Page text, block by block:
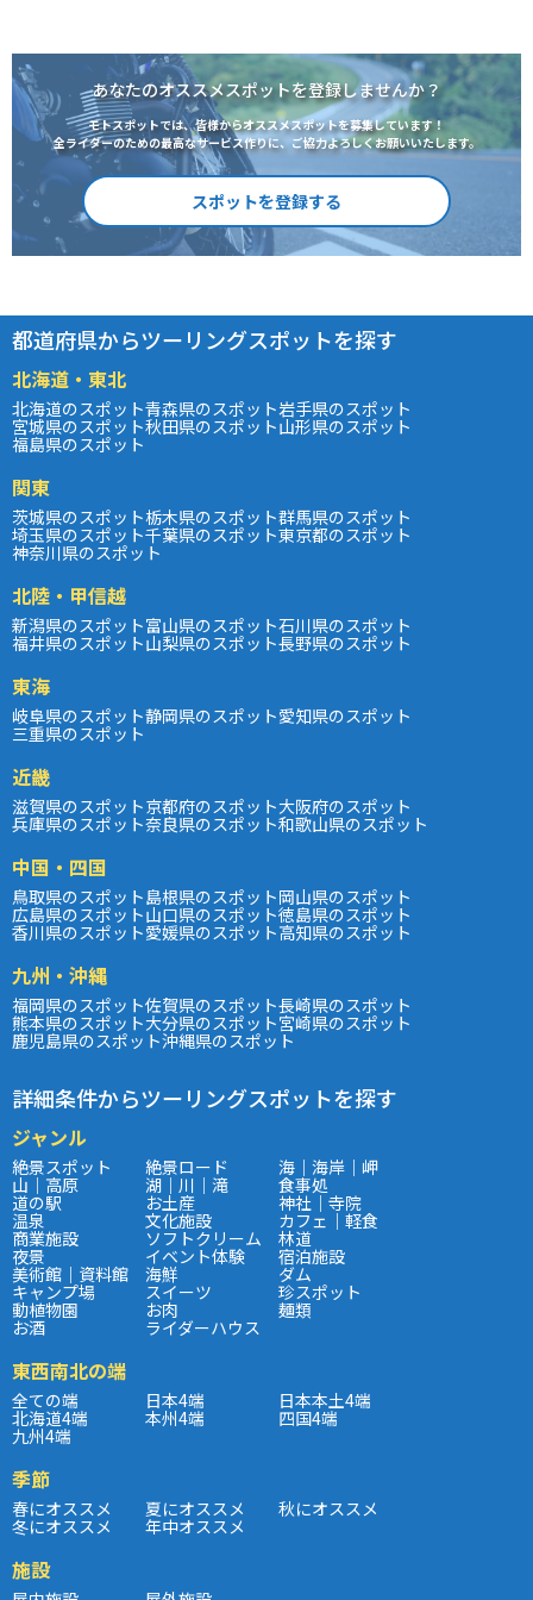
あなたのオススメスポットを登録しませんか？
モトスポットでは、皆様からオススメスポットを募集しています！
全ライダーのための最高なサービス作りに、ご協力よろしくお願いいたします。
スポットを登録する
都道府県からツーリングスポットを探す
北海道・東北
北海道のスポット青森県のスポット岩手県のスポット
宮城県のスポット秋田県のスポット山形県のスポット
福島県のスポット
関東
茨城県のスポット栃木県のスポット群馬県のスポット
埼玉県のスポット千葉県のスポット東京都のスポット
神奈川県のスポット
北陸・甲信越
新潟県のスポット富山県のスポット石川県のスポット
福井県のスポット山梨県のスポット長野県のスポット
東海
岐阜県のスポット静岡県のスポット愛知県のスポット
三重県のスポット
近畿
滋賀県のスポット京都府のスポット大阪府のスポット
兵庫県のスポット奈良県のスポット和歌山県のスポット
中国・四国
鳥取県のスポット島根県のスポット岡山県のスポット
広島県のスポット山口県のスポット徳島県のスポット
香川県のスポット愛媛県のスポット高知県のスポット
九州・沖縄
福岡県のスポット佐賀県のスポット長崎県のスポット
熊本県のスポット大分県のスポット宮崎県のスポット
鹿児島県のスポット沖縄県のスポット
詳細条件からツーリングスポットを探す
ジャンル
絶景スポット 絶景ロード 海｜海岸｜岬
山｜高原 湖｜川｜滝 食事処
道の駅 お土産 神社｜寺院
温泉 文化施設 カフェ｜軽食
商業施設 ソフトクリーム 林道
夜景 イベント体験 宿泊施設
美術館｜資料館 海鮮 ダム
キャンプ場 スイーツ 珍スポット
動植物園 お肉 麺類
お酒 ライダーハウス
東西南北の端
全ての端 日本4端 日本本土4端
北海道4端 本州4端 四国4端
九州4端
季節
春にオススメ 夏にオススメ 秋にオススメ
冬にオススメ 年中オススメ
施設